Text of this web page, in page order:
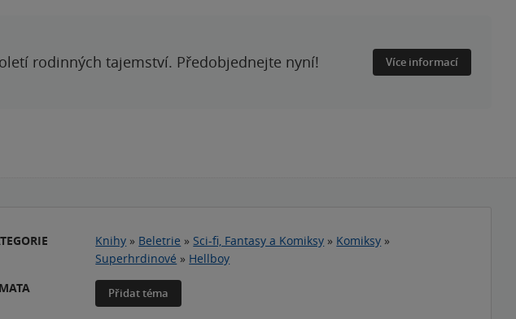
rodinných tajemství. Předobjednejte nyní! Více informací
Knihy » Beletrie » Sci-fi, Fantasy a Komiksy » Komiksy »
Superhrdinové » Hellboy
Přidat téma